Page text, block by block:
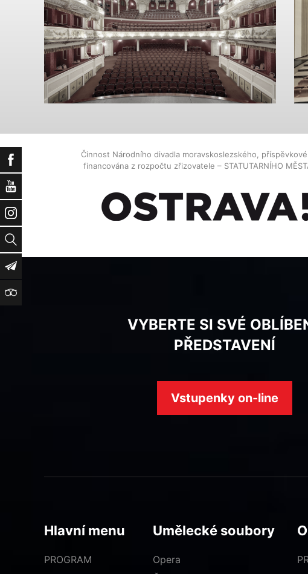
Facebook
YouTube
Instagram
Vyhledat
Newsletter
TripAdvisor
Činnost Národního divadla moravskoslezského,
financována z rozpočtu zřizovatele – STATUTARNÍHO
VYBERTE SI SVÉ
PŘEDSTAVENÍ
Vstupenky on-line
Hlavní menu
PROGRAM
Umělecké soubory
Opera